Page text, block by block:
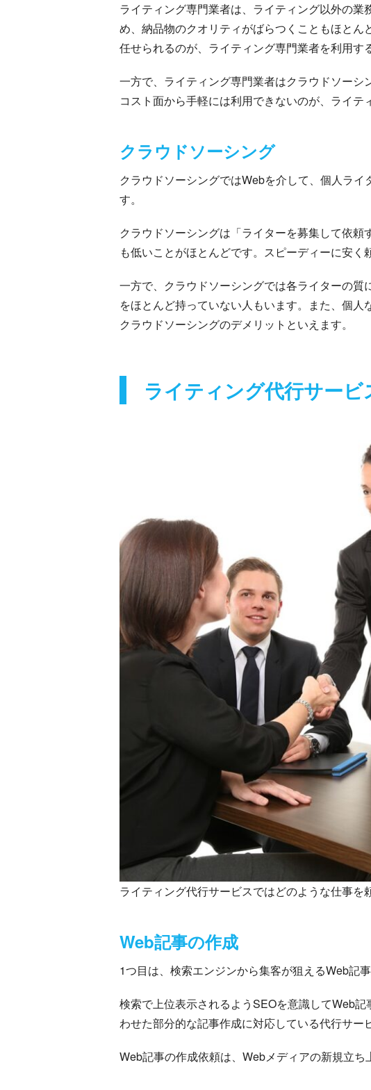
ライティング専門業者は、ライティング以外の
め、納品物のクオリティがばらつくこともほと
任せられるのが、ライティング専門業者を利用す
一方で、ライティング専門業者はクラウドソーシ
コスト面から手軽には利用できないのが、ライテ
クラウドソーシング
クラウドソーシングではWebを介して、個人ラ
す。
クラウドソーシングは「ライターを募集して依
も低いことがほとんどです。スピーディーに安く
一方で、クラウドソーシングでは各ライターの
をほとんど持っていない人もいます。また、個人
クラウドソーシングのデメリットといえます。
ライティング代行サービ
ライティング代行サービスではどのような仕事を
Web記事の作成
1つ目は、検索エンジンから集客が狙えるWeb記事
検索で上位表示されるようSEOを意識してWeb
わせた部分的な記事作成に対応している代行サー
Web記事の作成依頼は、Webメディアの新規立ち